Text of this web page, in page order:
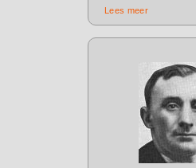
Lees meer